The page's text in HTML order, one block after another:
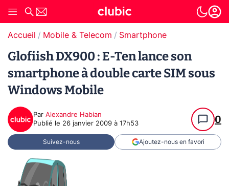
Accueil Mobile & Telecom Smartphone
Glofiish DX900 : E-Ten lance son
smartphone à double carte SIM sous
Windows Mobile
Par Alexandre Habian
Publié le 26 janvier 2009 à 17h53 0
Suivez-nous Ajoutez-nous en favori